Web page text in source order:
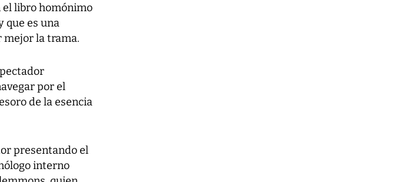
el libro homónimo
que es una
mejor la trama.
por el
de la esencia
presentando el
interno